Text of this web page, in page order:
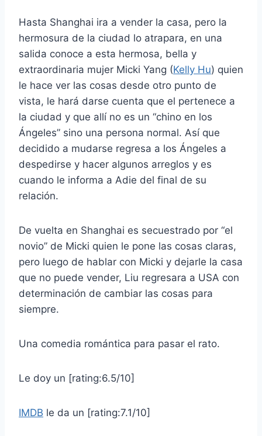
Hasta Shanghai ira a vender la casa, pero la
hermosura de la ciudad lo atrapara, en una
salida conoce a esta hermosa, bella y
extraordinaria mujer Micki Yang (Kelly Hu) quien
le hace ver las cosas desde otro punto de
vista, le hará darse cuenta que el pertenece a
la ciudad y que allí no es un “chino en los
Ángeles” sino una persona normal. Así que
decidido a mudarse regresa a los Ángeles a
despedirse y hacer algunos arreglos y es
cuando le informa a Adie del final de su
relación.
De vuelta en Shanghai es secuestrado por “el
novio” de Micki quien le pone las cosas claras,
pero luego de hablar con Micki y dejarle la casa
que no puede vender, Liu regresara a USA con
determinación de cambiar las cosas para
siempre.
Una comedia romántica para pasar el rato.
Le doy un [rating:6.5/10]
IMDB le da un [rating:7.1/10]